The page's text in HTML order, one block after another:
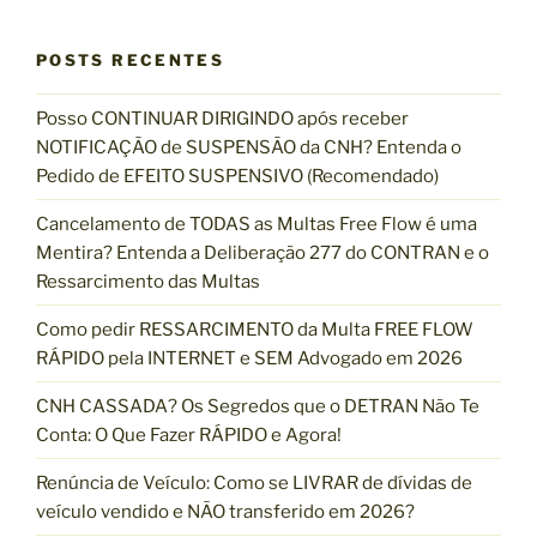
L
E
I
S
E
C
A
C
O
M
O
R
E
C
O
R
R
u
i
s
a
r
r
POSTS RECENTES
Posso CONTINUAR DIRIGINDO após receber
NOTIFICAÇÃO de SUSPENSÃO da CNH? Entenda o
Pedido de EFEITO SUSPENSIVO (Recomendado)
Cancelamento de TODAS as Multas Free Flow é uma
Mentira? Entenda a Deliberação 277 do CONTRAN e o
Ressarcimento das Multas
Como pedir RESSARCIMENTO da Multa FREE FLOW
RÁPIDO pela INTERNET e SEM Advogado em 2026
CNH CASSADA? Os Segredos que o DETRAN Não Te
Conta: O Que Fazer RÁPIDO e Agora!
Renúncia de Veículo: Como se LIVRAR de dívidas de
veículo vendido e NÃO transferido em 2026?